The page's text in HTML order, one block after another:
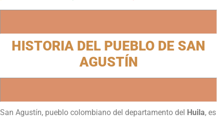
HISTORIA DEL PUEBLO DE SAN
AGUSTÍN
San Agustín, pueblo colombiano del departamento del Huila, es